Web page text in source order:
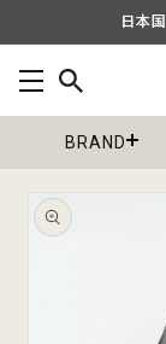
進む
日本
BRAND
商品情
報にス
キップ